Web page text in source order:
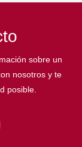
sobre un
nosotros y te
posible.